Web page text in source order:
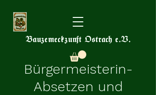
Bauzemeckzunft Ostrach e.V.
Bürgermeisterin-
Absetzen und